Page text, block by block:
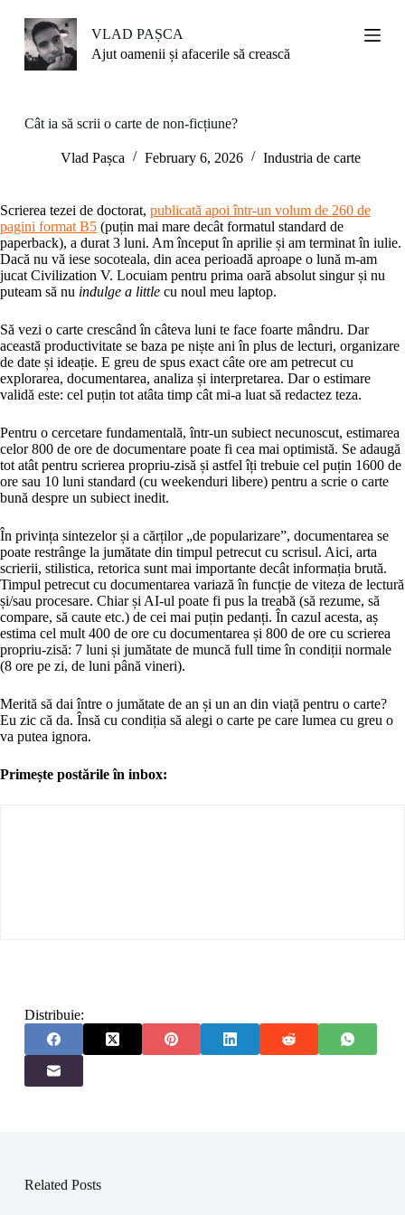
S
k
t
VLAD PAȘCA
Ajut oamenii și afacerile să crească
Cât ia să scrii o carte de non-ficțiune?
Vlad Pașca February 6, 2026 Industria de carte
Scrierea tezei de doctorat, publicată apoi într-un volum de 260 de
pagini format B5 (puțin mai mare decât formatul standard de
paperback), a durat 3 luni. Am început în aprilie și am terminat în iulie.
Dacă nu vă iese socoteala, din acea perioadă aproape o lună m-am
jucat Civilization V. Locuiam pentru prima oară absolut singur și nu
puteam să nu indulge a little cu noul meu laptop.
Să vezi o carte crescând în câteva luni te face foarte mândru. Dar
această productivitate se baza pe niște ani în plus de lecturi, organizare
de date și ideație. E greu de spus exact câte ore am petrecut cu
explorarea, documentarea, analiza și interpretarea. Dar o estimare
validă este: cel puțin tot atâta timp cât mi-a luat să redactez teza.
Pentru o cercetare fundamentală, într-un subiect necunoscut, estimarea
celor 800 de ore de documentare poate fi cea mai optimistă. Se adaugă
tot atât pentru scrierea propriu-zisă și astfel îți trebuie cel puțin 1600 de
ore sau 10 luni standard (cu weekenduri libere) pentru a scrie o carte
bună despre un subiect inedit.
În privința sintezelor și a cărților „de popularizare”, documentarea se
poate restrânge la jumătate din timpul petrecut cu scrisul. Aici, arta
scrierii, stilistica, retorica sunt mai importante decât informația brută.
Timpul petrecut cu documentarea variază în funcție de viteza de lectură
și/sau procesare. Chiar și AI-ul poate fi pus la treabă (să rezume, să
compare, să caute etc.) de cei mai puțin pedanți. În cazul acesta, aș
estima cel mult 400 de ore cu documentarea și 800 de ore cu scrierea
propriu-zisă: 7 luni și jumătate de muncă full time în condiții normale
(8 ore pe zi, de luni până vineri).
Merită să dai între o jumătate de an și un an din viață pentru o carte?
Eu zic că da. Însă cu condiția să alegi o carte pe care lumea cu greu o
va putea ignora.
Primește postările în inbox:
Distribuie:
Related Posts